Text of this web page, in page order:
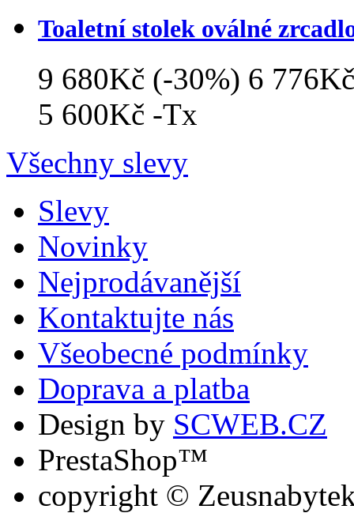
Toaletní stolek oválné
9 680Kč (-30%) 6 776Kč
5 600Kč -Tx
Všechny slevy
Slevy
Novinky
Nejprodávanější
Kontaktujte nás
Všeobecné podmínky
Doprava a platba
Design by SCWEB.CZ
PrestaShop™
copyright ©